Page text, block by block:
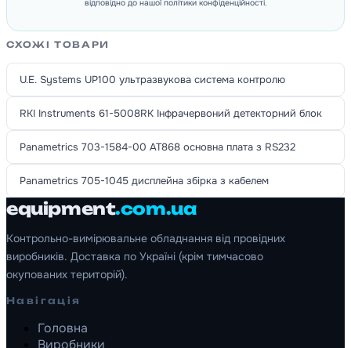
відповідно до нашої політики конфіденційності.
СХОЖІ ТОВАРИ
U.E. Systems UP100 ультразвукова система контролю
RKI Instruments 61-5008RK Інфрачервоний детекторний блок
Panametrics 703-1584-00 AT868 основна плата з RS232
Panametrics 705-1045 дисплейна збірка з кабелем
equipment.com.ua
Контрольно-вимірювальне обладнання від провідних
виробників. Доставка по Україні (крім тимчасово
окупованих територій).
Навігація
Головна
Виробники